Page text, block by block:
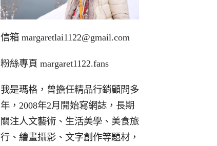
信箱 margaretlai1122@gmail.com
粉絲專頁 margaret1122.fans
我是瑪格，曾擔任精品行銷顧問多
年，2008年2月開始寫網誌，長期
關注人文藝術、生活美學、美食旅
行、繪畫攝影、文字創作等題材，